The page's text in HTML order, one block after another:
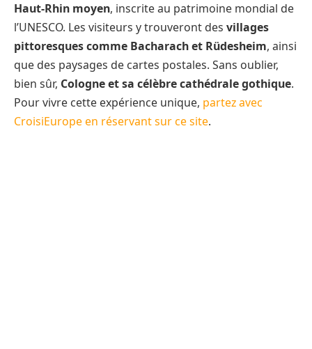
Haut-Rhin moyen, inscrite au patrimoine mondial de
l’UNESCO. Les visiteurs y trouveront des villages
pittoresques comme Bacharach et Rüdesheim, ainsi
que des paysages de cartes postales. Sans oublier,
bien sûr, Cologne et sa célèbre cathédrale gothique.
Pour vivre cette expérience unique, partez avec
CroisiEurope en réservant sur ce site.